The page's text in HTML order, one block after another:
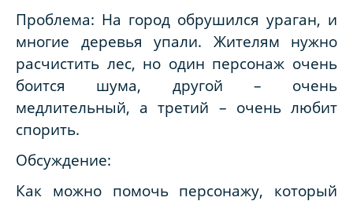
Проблема: На город обрушился ураган, и
многие деревья упали. Жителям нужно
расчистить лес, но один персонаж очень
боится шума, другой – очень
медлительный, а третий – очень любит
спорить.
Обсуждение:
Как можно помочь персонажу, который